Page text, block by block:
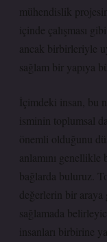
mühendislik
içinde çalışması
ancak birbirleriyle
sağlam bir yapıya
İçimdeki insan, bu
isminin toplumsal
önemli olduğunu
anlamını
bağlarda buluruz.
değerlerin bir araya
sağlamada
insanları birbirine